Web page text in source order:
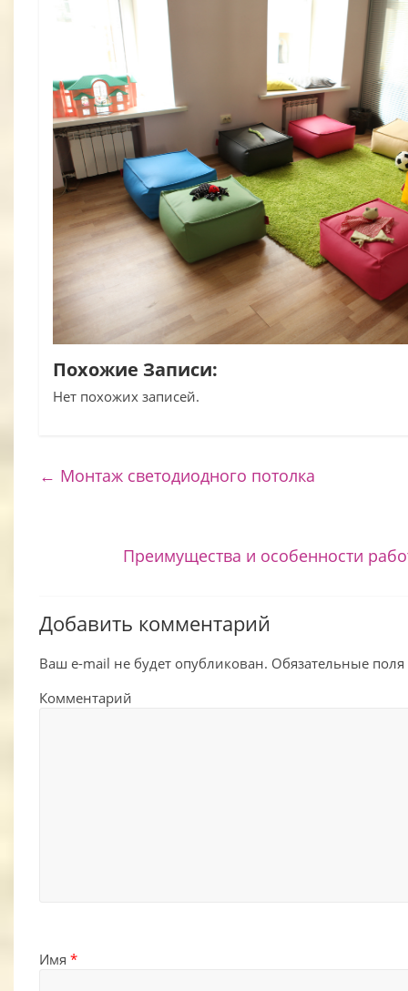
Похожие Записи:
Нет похожих записей.
← Монтаж светодиодного потолка
Преимущества и особенности
Добавить комментарий
Ваш e-mail не будет опубликован. Обязательные
Комментарий
Имя*